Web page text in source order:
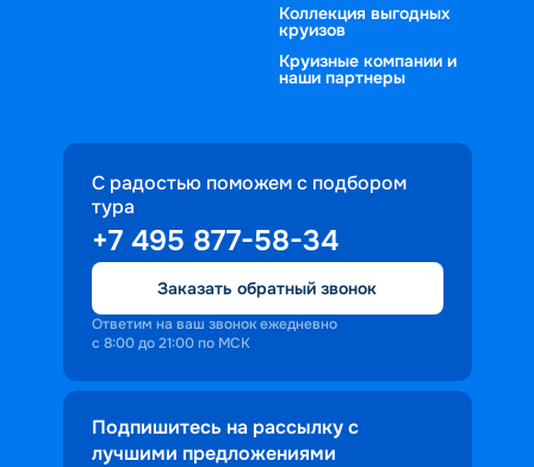
Коллекция выгодных
круизов
Круизные компании и
наши партнеры
С радостью поможем с подбором
тура
+7 495 877-58-34
Заказать обратный звонок
Ответим на ваш звонок ежедневно
с 8:00 до 21:00 по МСК
Подпишитесь на рассылку с
лучшими предложениями